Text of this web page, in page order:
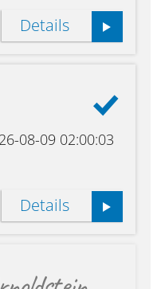
Details
08-09 02:00:03
Details